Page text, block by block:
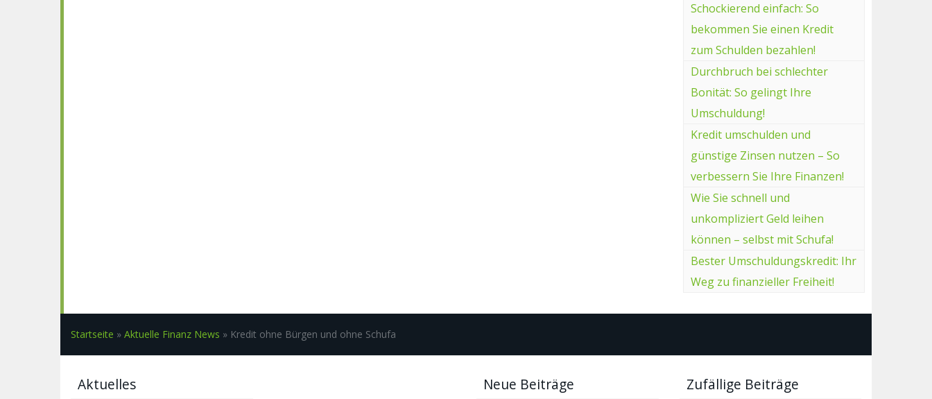
Schockierend einfach: So
bekommen Sie einen Kredit
zum Schulden bezahlen!
Durchbruch bei schlechter
Bonität: So gelingt Ihre
Umschuldung!
Kredit umschulden und
günstige Zinsen nutzen – So
verbessern Sie Ihre Finanzen!
Wie Sie schnell und
unkompliziert Geld leihen
können – selbst mit Schufa!
Bester Umschuldungskredit: Ihr
Weg zu finanzieller Freiheit!
Startseite » Aktuelle Finanz News » Kredit ohne Bürgen und ohne Schufa
Aktuelles Neue Beiträge Zufällige Beiträge